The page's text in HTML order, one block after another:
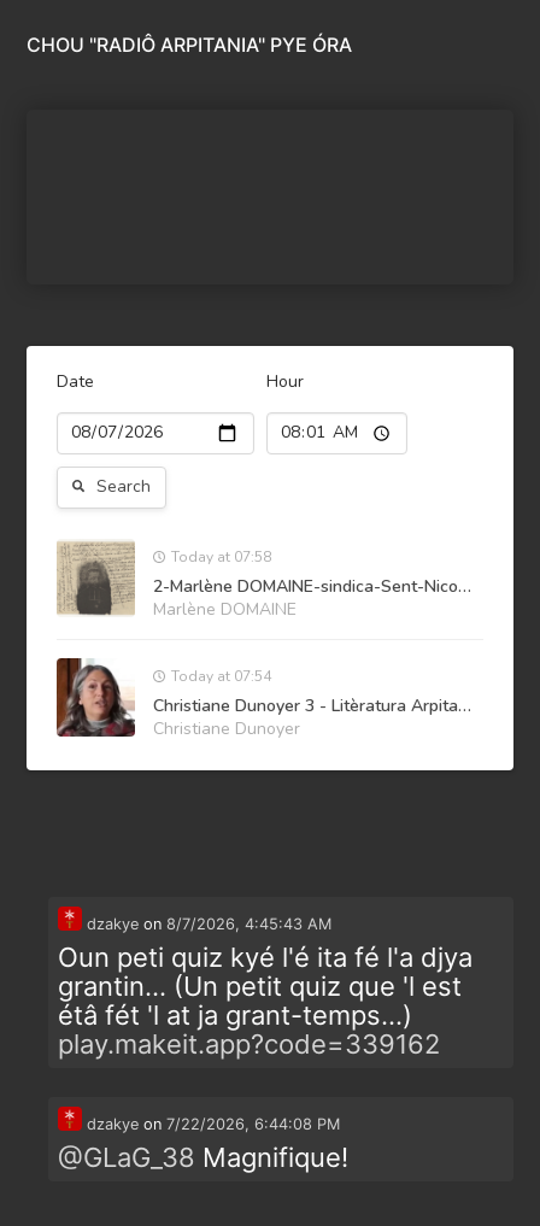
CHOU "RADIÔ ARPITANIA" PYE ÓRA
Date Hour
Search
Today at 07:58
2-Marlène DOMAINE-sindica-Sent-Nicolas
Marlène DOMAINE
Today at 07:54
Christiane Dunoyer 3 - Litèratura Arpitana
Christiane Dunoyer
dzakye on 8/7/2026, 4:45:43 AM
Oun peti quiz kyé l'é ita fé l'a djya
grantin... (Un petit quiz que 'l est
étâ fét 'l at ja grant-temps...)
play.makeit.app?code=339162
dzakye on 7/22/2026, 6:44:08 PM
@GLaG_38 Magnifique!